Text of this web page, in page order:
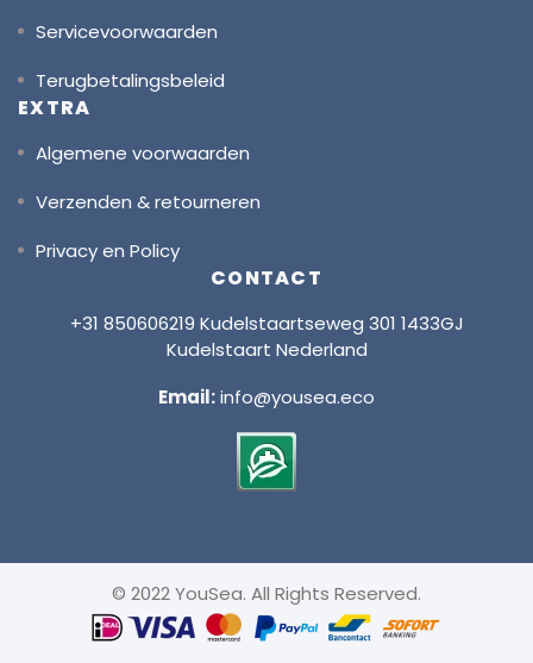
Servicevoorwaarden
Terugbetalingsbeleid
EXTRA
Algemene voorwaarden
Verzenden & retourneren
Privacy en Policy
CONTACT
+31 850606219 Kudelstaartseweg 301 1433GJ
Kudelstaart Nederland
Email:info@yousea.eco
© 2022 YouSea. All Rights Reserved.